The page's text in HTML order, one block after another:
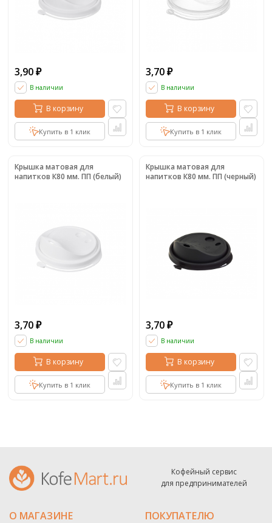
3,90 ₽
В наличии
В корзину
Купить в 1 клик
3,70 ₽
В наличии
В корзину
Купить в 1 клик
Крышка матовая для
напитков К80 мм. ПП (белый)
3,70 ₽
В наличии
В корзину
Купить в 1 клик
Крышка матовая для
напитков К80 мм. ПП (черный)
3,70 ₽
В наличии
В корзину
Купить в 1 клик
Кофейный сервис
для предпринимателей
О МАГАЗИНЕ ПОКУПАТЕЛЮ